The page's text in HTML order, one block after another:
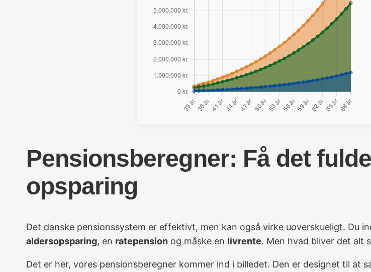
Pensionsberegner: Få det
opsparing
Det danske pensionssystem er effektivt, men kan også virke uoverskueligt. Du
aldersopsparing, en ratepension og måske en livrente. Men hvad bliver det alt
Det er her, vores pensionsberegner kommer ind i billedet. Den er designet til at